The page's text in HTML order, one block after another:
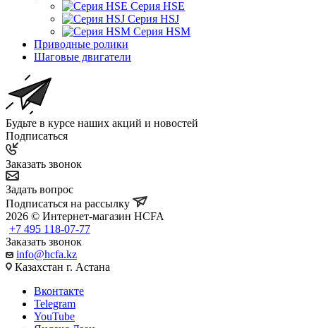
Серия HSE
Серия HSJ
Серия HSM
Приводные ролики
Шаговые двигатели
Будьте в курсе наших акций и новостей
Подписаться
Заказать звонок
Задать вопрос
Подписаться на рассылку
2026 © Интернет-магазин HCFA
+7 495 118-07-77
Заказать звонок
info@hcfa.kz
Казахстан г. Астана
Вконтакте
Telegram
YouTube